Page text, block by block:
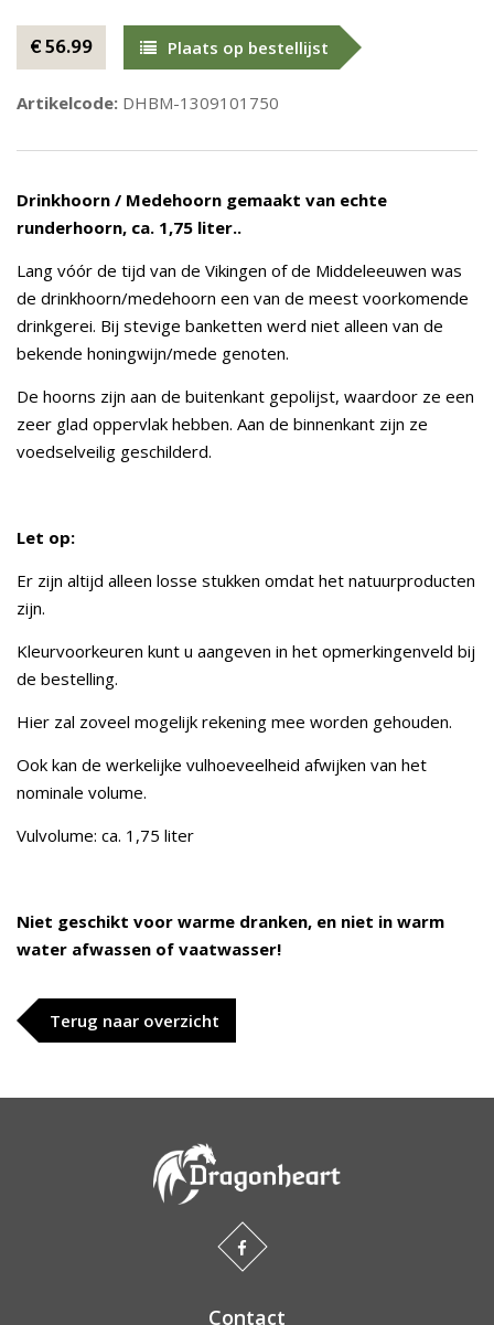
€ 56.99 Plaats op bestellijst
Artikelcode: DHBM-1309101750
Drinkhoorn / Medehoorn gemaakt van echte
runderhoorn, ca. 1,75 liter..
Lang vóór de tijd van de Vikingen of de Middeleeuwen was
de drinkhoorn/medehoorn een van de meest voorkomende
drinkgerei. Bij stevige banketten werd niet alleen van de
bekende honingwijn/mede genoten.
De hoorns zijn aan de buitenkant gepolijst, waardoor ze een
zeer glad oppervlak hebben. Aan de binnenkant zijn ze
voedselveilig geschilderd.
Let op:
Er zijn altijd alleen losse stukken omdat het natuurproducten
zijn.
Kleurvoorkeuren kunt u aangeven in het opmerkingenveld bij
de bestelling.
Hier zal zoveel mogelijk rekening mee worden gehouden.
Ook kan de werkelijke vulhoeveelheid afwijken van het
nominale volume.
Vulvolume: ca. 1,75 liter
Niet geschikt voor warme dranken, en niet in warm
water afwassen of vaatwasser!
Terug naar overzicht
Contact